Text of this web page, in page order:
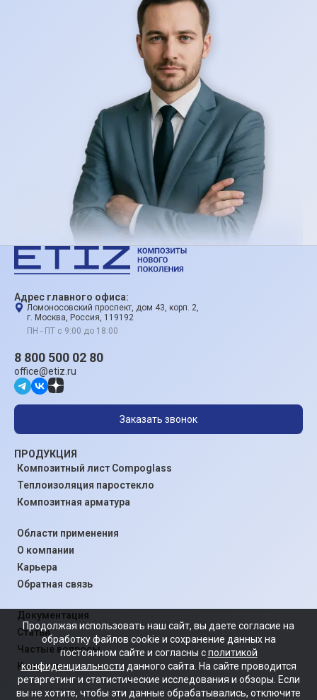
Адрес главного офиса:
Ломоносовский проспект, дом 43, корп. 2,
г. Москва, Россия, 119192
ПН - ПТ с 9:00 до 18:00
ПРОДУКЦИЯ
Композитный лист Compoglass
Теплоизоляция паростекло
Композитная арматура
Области применения
О компании
Карьера
Обратная связь
Документация
Статьи
Частые вопросы
Контакты
8 800 500 02 80
office@etiz.ru
Заказать звонок
Продолжая использовать наш сайт, вы даете согласие на
обработку файлов cookie и сохранение данных на
постоянном сайте и согласны сполитикой
конфиденциальности данного сайта. На сайте проводится
ретаргетинг и статистические исследования и обзоры. Если
вы не хотите, чтобы эти данные обрабатывались, отключите